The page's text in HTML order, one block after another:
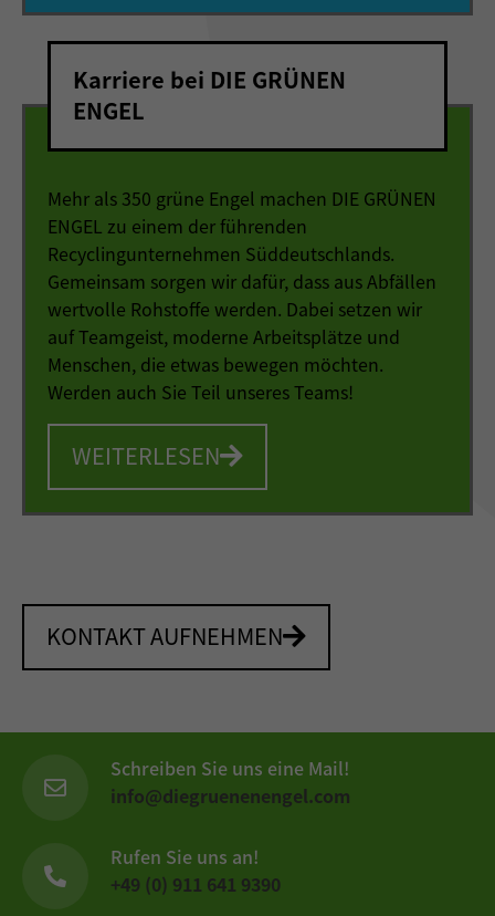
Karriere bei DIE GRÜNEN
ENGEL
Mehr als 350 grüne Engel machen DIE GRÜNEN
ENGEL zu einem der führenden
Recyclingunternehmen Süddeutschlands.
Gemeinsam sorgen wir dafür, dass aus Abfällen
wertvolle Rohstoffe werden. Dabei setzen wir
auf Teamgeist, moderne Arbeitsplätze und
Menschen, die etwas bewegen möchten.
Werden auch Sie Teil unseres Teams!
WEITERLESEN
KONTAKT AUFNEHMEN
Schreiben Sie uns eine Mail!
info@diegruenenengel.com
Rufen Sie uns an!
+49 (0) 911 641 9390